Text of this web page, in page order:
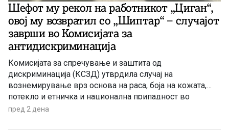
Шефот му рекол на работникот „Циган“,
овој му возвратил со „Шиптар“ – случајот
заврши во Комисијата за
антидискриминација
Комисијата за спречување и заштита од
дискриминација (КСЗД) утврдила случај на
вознемирување врз основа на раса, боја на кожата,
потекло и етничка и национална припадност во
работата и работните односи, сторена од шеф Албанец
пред 2 дена